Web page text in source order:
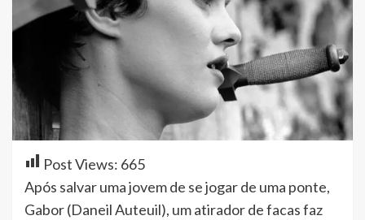
Post Views: 665
Após salvar uma jovem de se jogar de uma ponte,
Gabor (Daneil Auteuil), um atirador de facas faz